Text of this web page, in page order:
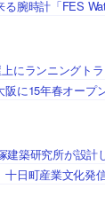
腕時計「FES
にランニングト
に15年春オープ
建築研究所が設計
日町産業文化発